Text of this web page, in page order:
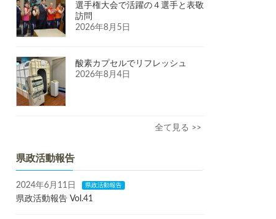
選手権大会で活躍の４選手と表敬
訪問
2026年8月5日
酸素カプセルでリフレッシュ
2026年8月4日
全て見る >>
県政活動報告
2024年6月11日 県政活動報告
県政活動報告 Vol.41